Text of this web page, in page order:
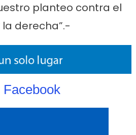
planteo contra el
derecha”.-